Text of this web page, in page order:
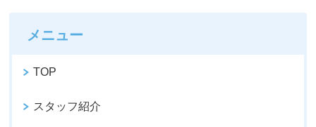
メニュー
TOP
スタッフ紹介